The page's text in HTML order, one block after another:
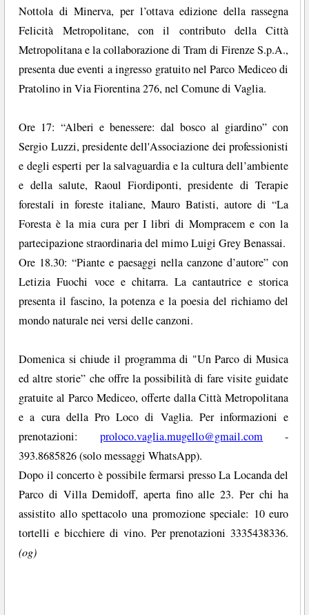
Nottola di Minerva, per l’ottava edizione della rassegna
Felicità Metropolitane, con il contributo della Città
Metropolitana e la collaborazione di Tram di Firenze S.p.A.,
presenta due eventi a ingresso gratuito nel Parco Mediceo di
Pratolino in Via Fiorentina 276, nel Comune di Vaglia.
Ore 17: “Alberi e benessere: dal bosco al giardino” con
Sergio Luzzi, presidente dell'Associazione dei professionisti
e degli esperti per la salvaguardia e la cultura dell’ambiente
e della salute, Raoul Fiordiponti, presidente di Terapie
forestali in foreste italiane, Mauro Batisti, autore di “La
Foresta è la mia cura per I libri di Mompracem e con la
partecipazione straordinaria del mimo Luigi Grey Benassai.
Ore 18.30: “Piante e paesaggi nella canzone d’autore” con
Letizia Fuochi voce e chitarra. La cantautrice e storica
presenta il fascino, la potenza e la poesia del richiamo del
mondo naturale nei versi delle canzoni.
Domenica si chiude il programma di "Un Parco di Musica
ed altre storie” che offre la possibilità di fare visite guidate
gratuite al Parco Mediceo, offerte dalla Città Metropolitana
e a cura della Pro Loco di Vaglia. Per informazioni e
prenotazioni:proloco.vaglia.mugello@gmail.com -
393.8685826 (solo messaggi WhatsApp).
Dopo il concerto è possibile fermarsi presso La Locanda del
Parco di Villa Demidoff, aperta fino alle 23. Per chi ha
assistito allo spettacolo una promozione speciale: 10 euro
tortelli e bicchiere di vino. Per prenotazioni 3335438336.
(og)